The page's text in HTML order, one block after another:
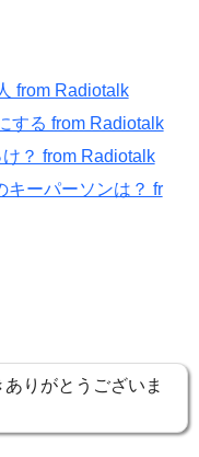
from Radiotalk
する from Radiotalk
？ from Radiotalk
キーパーソンは？ fr
りがとうございま